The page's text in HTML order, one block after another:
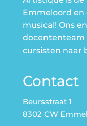
Emmeloord en
musical! Ons
docententeam
cursisten naar
Contact
Beursstraat 1
8302 CW